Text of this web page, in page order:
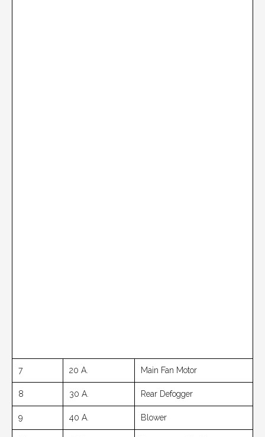
7 20 A. Main Fan Motor
8 30 A. Rear Defogger
9 40 A. Blower